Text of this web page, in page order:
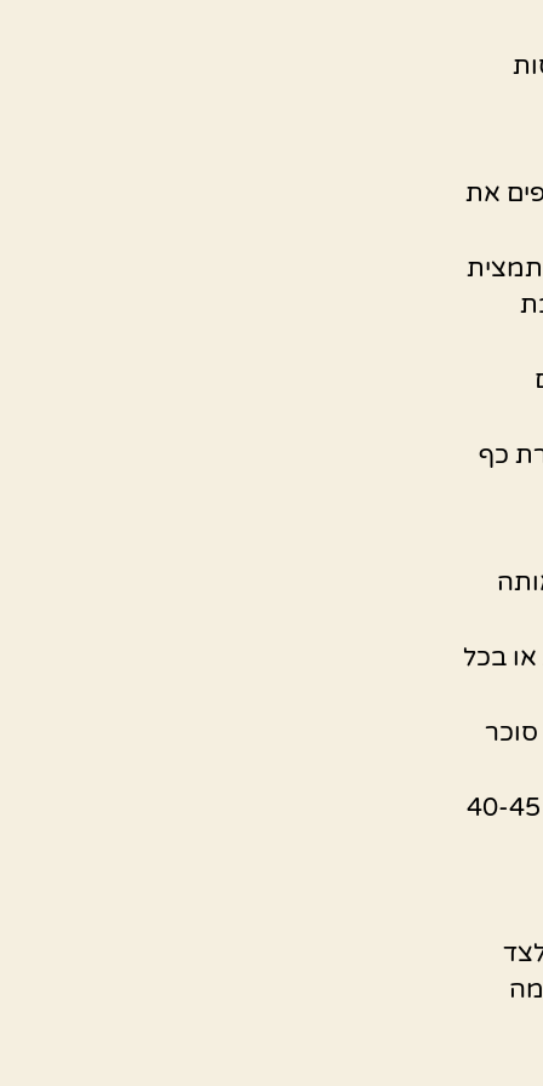
את
כף
בכל
מכניסים לתנור שחומם מראש ל-170 מעלות ואופים במשך 40-45